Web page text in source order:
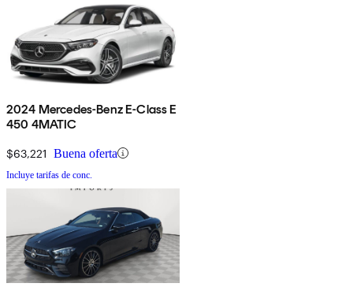
2024 Mercedes-Benz E-Class E
450 4MATIC
$63,221 Buena oferta
Incluye tarifas de conc.